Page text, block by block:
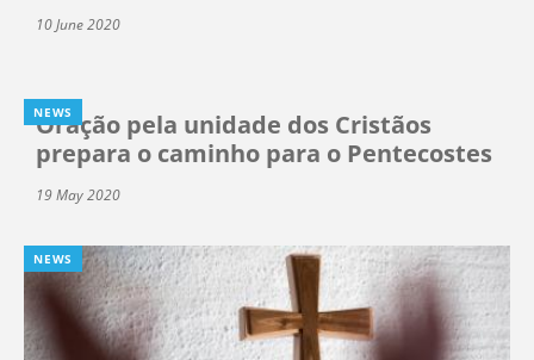
10 June 2020
NEWS
Oração pela unidade dos Cristãos
prepara o caminho para o Pentecostes
19 May 2020
NEWS